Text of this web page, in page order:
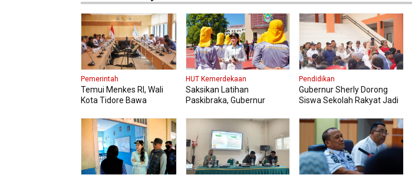
Pemerintah
Temui Menkes RI, Wali
Kota Tidore Bawa
Layanan Kesehatan
HUT Kemerdekaan
Saksikan Latihan
Paskibraka, Gubernur
dan Jaga Kesehatan
Pendidikan
Gubernur Sherly Dorong
Siswa Sekolah Rakyat Jadi
Berdaya Saing